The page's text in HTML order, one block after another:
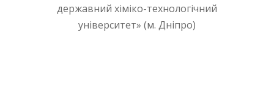
державний хіміко-технологічний
університет» (м. Дніпро)